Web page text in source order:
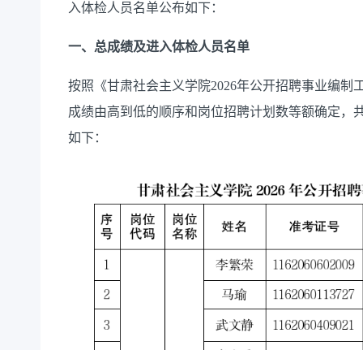
入体检人员名单公布如下：
一、总成绩及进入体检人员名单
按照《甘肃社会主义学院2026年公开招聘事业编
成绩由高到低的顺序和岗位招聘计划数等额确定，
如下：